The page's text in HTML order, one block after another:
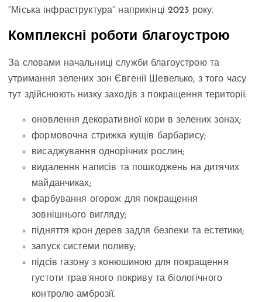
“Міська інфраструктура” наприкінці 2023 року.
Комплексні роботи благоустрою
За словами начальниці служби благоустрою та
утримання зелених зон Євгенії Шевелько, з того часу
тут здійснюють низку заходів з покращення території:
оновлення декоративної кори в зелених зонах;
формовочна стрижка кущів барбарису;
висаджування однорічних рослин;
видалення написів та пошкоджень на дитячих
майданчиках;
фарбування огорож для покращення
зовнішнього вигляду;
підняття крон дерев задля безпеки та естетики;
запуск системи поливу;
підсів газону з конюшиною для покращення
густоти трав’яного покриву та біологічного
контролю амброзії.